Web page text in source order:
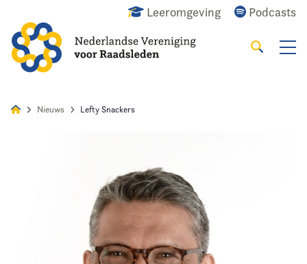
Leeromgeving Podcasts
Zoeken
Nieuws Lefty Snackers